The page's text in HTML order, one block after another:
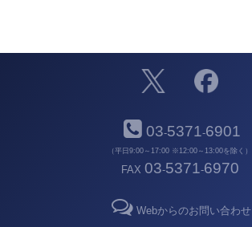
03-5371-6901
（平日9:00～17:00 ※12:00～13:00を除く）
FAX 03-5371-6970
Webからのお問い合わせ